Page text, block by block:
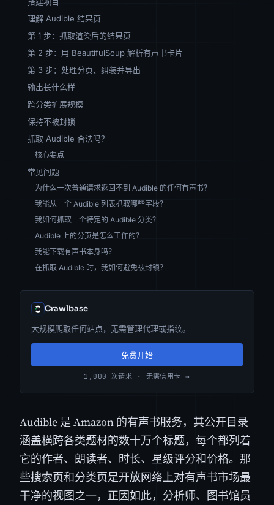
理解 Audible 结果页
第 1 步：抓取渲染后的结果页
第 2 步：用 BeautifulSoup 解析有声书卡片
第 3 步：处理分页、组装并导出
输出长什么样
跨分类扩展规模
保持不被封锁
抓取 Audible 合法吗？
核心要点
常见问题
为什么一次普通请求返回不到 Audible 的任何有声书？
我能从一个 Audible 列表抓取哪些字段？
我如何抓取一个特定的 Audible 分类？
Audible 上的分页是怎么工作的？
我能下载有声书本身吗？
在抓取 Audible 时，我如何避免被封锁？
Crawlbase
大规模爬取任何站点，无需管理代理或指纹。
免费开始
1,000 次请求 · 无需信用卡 →
Audible 是 Amazon 的有声书服务，其公开目录
涵盖横跨各类题材的数十万个标题，每个都列着
它的作者、朗读者、时长、星级评分和价格。那
些搜索页和分类页是开放网络上对有声书市场最
干净的视图之一，正因如此，分析师、图书馆员